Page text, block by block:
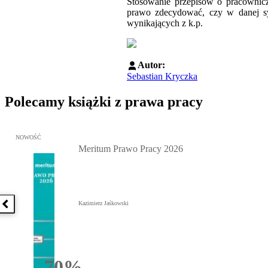
prawo zdecydować, czy w danej
wynikających z k.p.
Autor:
Sebastian Kryczka
Polecamy książki z prawa pracy
Poprzednia książka
Przejdź do: Meritum Prawo Pracy 2026, Kazimierz Jaśkowski -
NOWOŚĆ
Meritum Prawo Pracy 2026
Kazimierz Jaśkowski